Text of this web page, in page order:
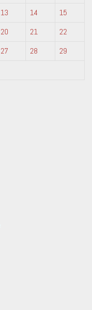
13 14
15
20 21
22
27 28
29